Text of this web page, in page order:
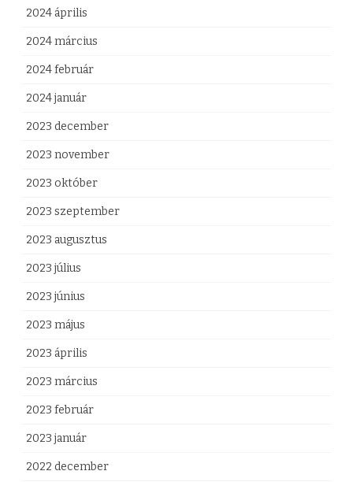
2024 április
2024 március
2024 február
2024 január
2023 december
2023 november
2023 október
2023 szeptember
2023 augusztus
2023 július
2023 június
2023 május
2023 április
2023 március
2023 február
2023 január
2022 december